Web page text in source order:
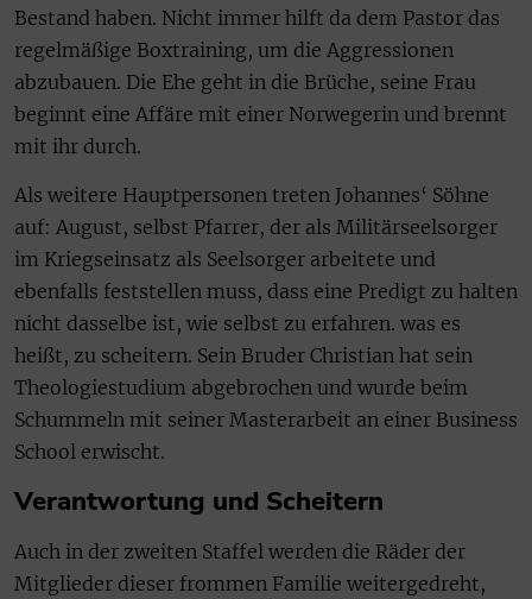
Bestand haben. Nicht immer hilft da dem Pastor das
regelmäßige Boxtraining, um die Aggressionen
abzubauen. Die Ehe geht in die Brüche, seine Frau
beginnt eine Affäre mit einer Norwegerin und brennt
mit ihr durch.
Als weitere Hauptpersonen treten Johannes‘ Söhne
auf: August, selbst Pfarrer, der als Militärseelsorger
im Kriegseinsatz als Seelsorger arbeitete und
ebenfalls feststellen muss, dass eine Predigt zu halten
nicht dasselbe ist, wie selbst zu erfahren. was es
heißt, zu scheitern. Sein Bruder Christian hat sein
Theologiestudium abgebrochen und wurde beim
Schummeln mit seiner Masterarbeit an einer Business
School erwischt.
Verantwortung und Scheitern
Auch in der zweiten Staffel werden die Räder der
Mitglieder dieser frommen Familie weitergedreht,